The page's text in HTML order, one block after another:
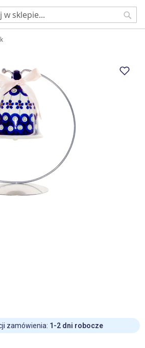
zamówienia: 1-2 dni robocze